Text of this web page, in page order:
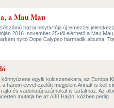
a Mau Mau
hazai helytartója új lemezzel
2016. november 25-től elérhető a Mau
nyitó Dope Calypso harmadik albuma.
egyik kulcszenekara, az Európa
a három évvel ezelőtt megjelent Annak is kell
és vadonatúj számokat is tartalmaz. Az
mutatja be az A38 Hajón, közben pedig